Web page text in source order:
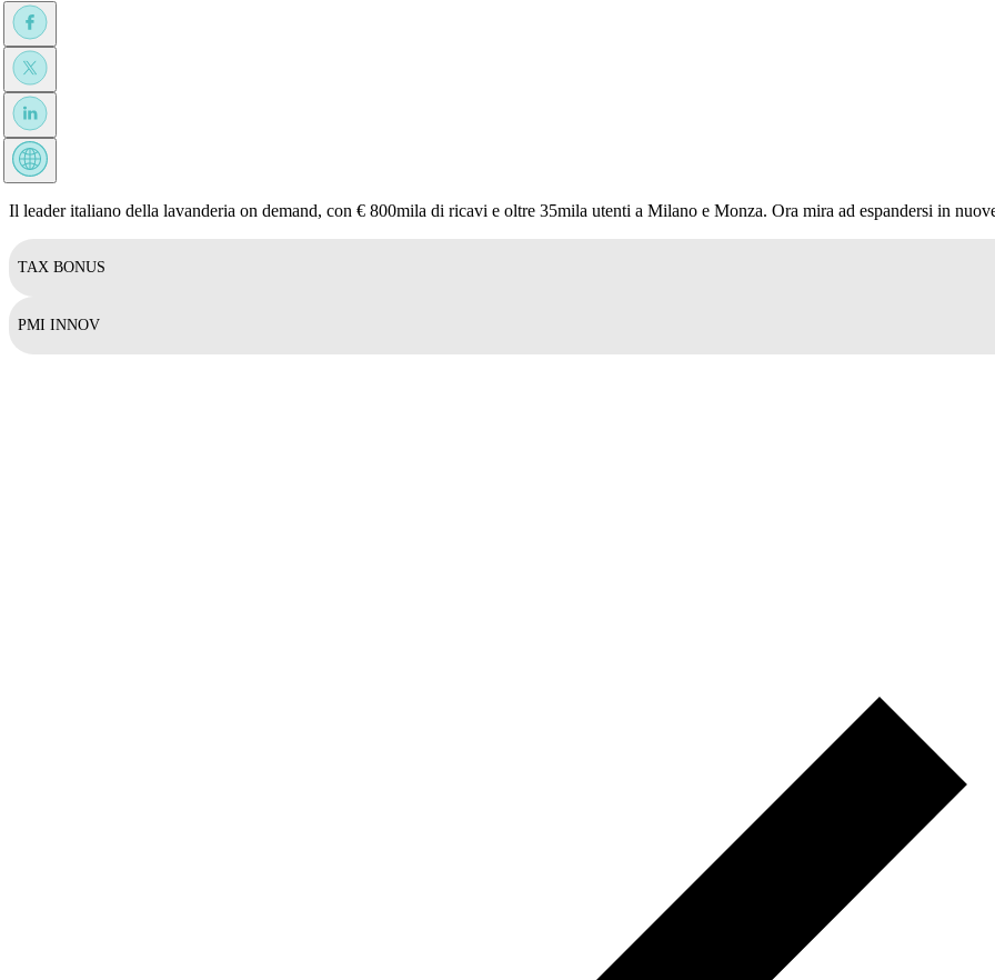
Il leader italiano della lavanderia on demand, con € 800mila di ricavi e oltre 35mila utenti a Milano e Monza. Ora mira ad espandersi in
TAX BONUS
PMI INNOV